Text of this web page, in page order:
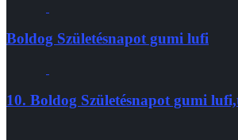
Boldog Születésnapot gumi lufi
10. Boldog Születésnapot gumi